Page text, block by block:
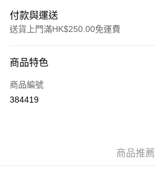
付款與運送
送貨上門滿HK$250.00免運費
信用卡
Apple Pay
商品特色
商品編號
384419
商品推薦